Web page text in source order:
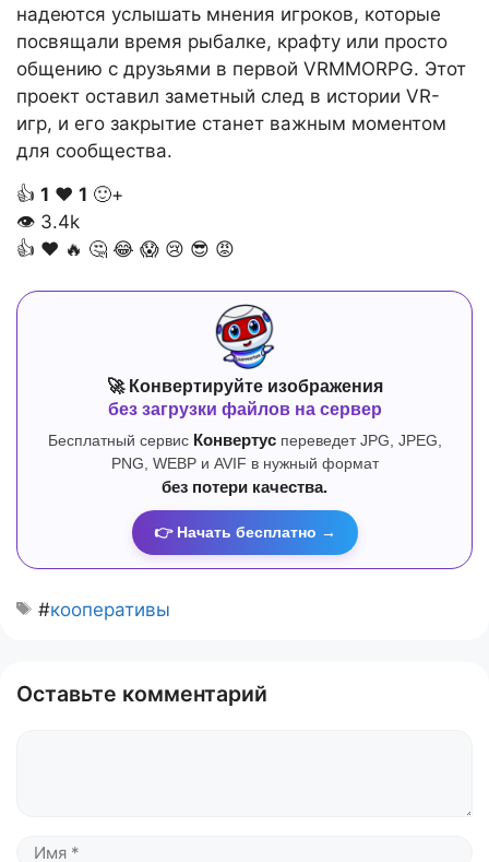
надеются услышать мнения игроков, которые
посвящали время рыбалке, крафту или просто
общению с друзьями в первой VRMMORPG. Этот
проект оставил заметный след в истории VR-
игр, и его закрытие станет важным моментом
для сообщества.
👍 1 ❤️ 1 🙂+
👁 3.4k
👍 ❤️ 🔥 🤔 😂 😱 😢 😎 😡
🚀 Конвертируйте изображения
без загрузки файлов на сервер
Бесплатный сервис Конвертуспереведет JPG, JPEG,
PNG, WEBP и AVIF в нужный формат
без потери качества.
👉 Начать бесплатно →
#кооперативы
Оставьте комментарий
Имя